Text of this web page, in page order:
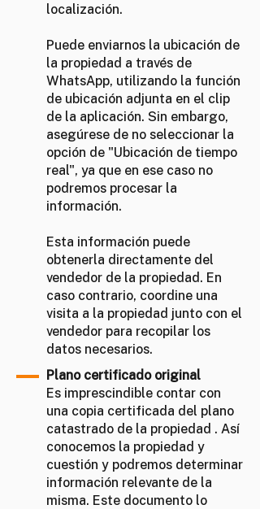
localización.
Puede enviarnos la ubicación de
la propiedad a través de
WhatsApp, utilizando la función
de ubicación adjunta en el clip
de la aplicación. Sin embargo,
asegúrese de no seleccionar la
opción de "Ubicación de tiempo
real", ya que en ese caso no
podremos procesar la
información.
Esta información puede
obtenerla directamente del
vendedor de la propiedad. En
caso contrario, coordine una
visita a la propiedad junto con el
vendedor para recopilar los
datos necesarios.
Plano certificado original
Es imprescindible contar con
una copia certificada del plano
catastrado de la propiedad . Así
conocemos la propiedad y
cuestión y podremos determinar
información relevante de la
misma. Este documento lo